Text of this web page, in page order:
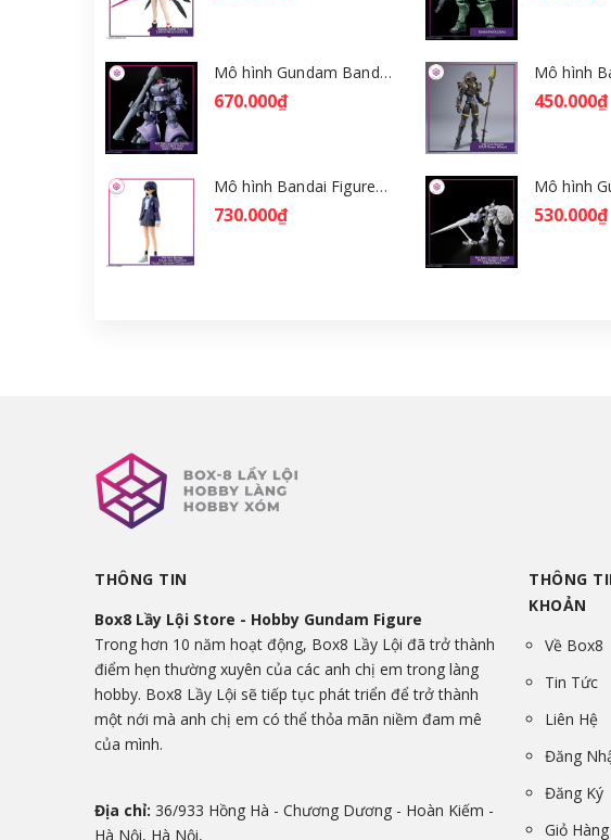
Mô hình Gundam Bandai HGGQ Rick Dom (Gaia / Ortega) 1/144 [GDB] [BHG]
670.000₫ 450.000₫
Mô hình Bandai Figure-rise Standard Nyaan - Gundam GQuuuuuuX [GDB] [FRS]
730.000₫ 530.000₫
THÔNG TIN
Box8 Lầy Lội Store - Hobby Gundam Figure
Trong hơn 10 năm hoạt động, Box8 Lầy Lội đã trở thành
điểm hẹn thường xuyên của các anh chị em trong làng
hobby. Box8 Lầy Lội sẽ tiếp tục phát triển để trở thành
một nới mà anh chị em có thể thỏa mãn niềm đam mê
của mình.
Địa chỉ: 36/933 Hồng Hà - Chương Dương - Hoàn Kiếm -
Hà Nội, Hà Nội,
THÔNG
KHOẢN
Về Box8
Tin Tức
Liên Hệ
Đăng
Đăng Ký
Giỏ Hàng